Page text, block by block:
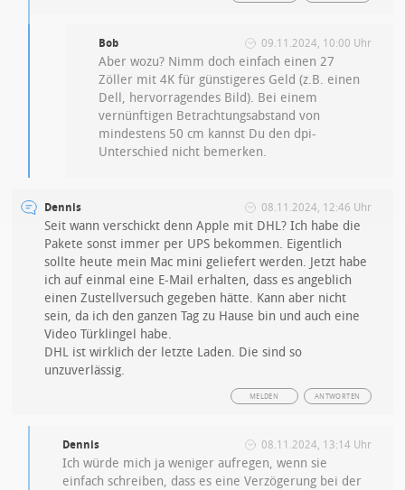
Bob 09.11.2024, 10:00 Uhr
Aber wozu? Nimm doch einfach einen 27
Zöller mit 4K für günstigeres Geld (z.B. einen
Dell, hervorragendes Bild). Bei einem
vernünftigen Betrachtungsabstand von
mindestens 50 cm kannst Du den dpi-
Unterschied nicht bemerken.
Dennis 08.11.2024, 12:46 Uhr
Seit wann verschickt denn Apple mit DHL? Ich habe die
Pakete sonst immer per UPS bekommen. Eigentlich
sollte heute mein Mac mini geliefert werden. Jetzt habe
ich auf einmal eine E-Mail erhalten, dass es angeblich
einen Zustellversuch gegeben hätte. Kann aber nicht
sein, da ich den ganzen Tag zu Hause bin und auch eine
Video Türklingel habe.
DHL ist wirklich der letzte Laden. Die sind so
unzuverlässig.
ANTWORTEN
MELDEN
Dennis 08.11.2024, 13:14 Uhr
Ich würde mich ja weniger aufregen, wenn sie
einfach schreiben, dass es eine Verzögerung bei der